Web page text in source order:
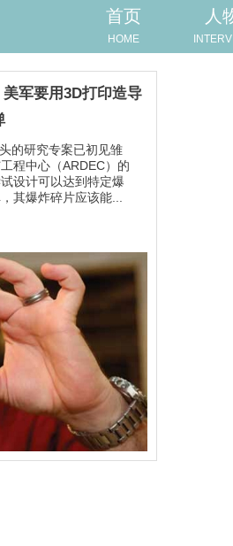
首页
HOME
人
军要用3D打印造导
的研究专案已初见雏
程中心（ARDEC）的
设计可以达到特定爆
其爆炸碎片应该能...